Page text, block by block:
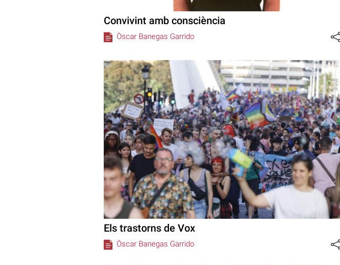
Convivint amb consciència
Òscar Banegas Garrido
Els trastorns de Vox
Òscar Banegas Garrido